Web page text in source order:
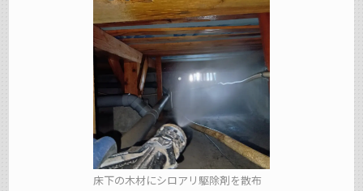
床下の木材にシロアリ駆除剤を散布